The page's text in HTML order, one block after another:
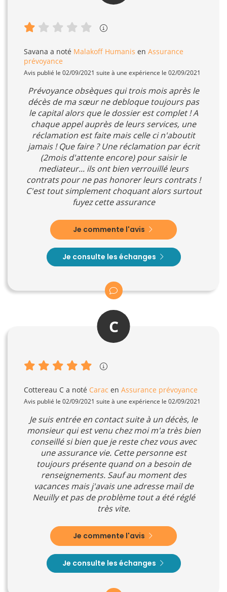
Savana a noté Malakoff Humanis en Assurance
prévoyance
Avis publié le 02/09/2021 suite à une expérience le 02/09/2021
Prévoyance obsèques qui trois mois après le
décès de ma sœur ne debloque toujours pas
le capital alors que le dossier est complet ! A
chaque appel auprès de leurs services, une
réclamation est faite mais celle ci n'aboutit
jamais ! Que faire ? Une réclamation par écrit
(2mois d'attente encore) pour saisir le
mediateur... ils ont bien verrouillé leurs
contrats pour ne pas honorer leurs contrats !
C'est tout simplement choquant alors surtout
fuyez cette assurance
Je commente l'avis
Je consulte les échanges
C
Cottereau C a noté Carac en Assurance prévoyance
Avis publié le 02/09/2021 suite à une expérience le 02/09/2021
Je suis entrée en contact suite à un décès, le
monsieur qui est venu chez moi m'a très bien
conseillé si bien que je reste chez vous avec
une assurance vie. Cette personne est
toujours présente quand on a besoin de
renseignements. Sauf au moment des
vacances mais j'avais une adresse mail de
Neuilly et pas de problème tout a été réglé
très vite.
Je commente l'avis
Je consulte les échanges